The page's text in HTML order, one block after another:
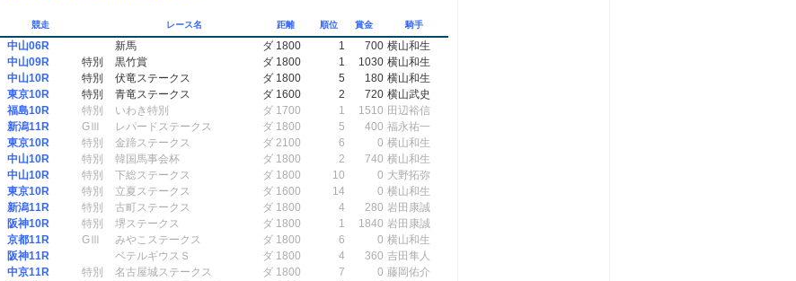
競走 レース名 距離 順位 賞金 騎手
中山06R 新馬 ダ 1800 1 700 横山和生
中山09R 特別 黒竹賞 ダ 1800 1 1030 横山和生
中山10R 特別 伏竜ステークス ダ 1800 5 180 横山和生
東京10R 特別 青竜ステークス ダ 1600 2 720 横山武史
福島10R 特別 いわき特別 ダ 1700 1 1510 田辺裕信
新潟11R GⅢ レパードステークス ダ 1800 5 400 福永祐一
東京10R 特別 金蹄ステークス ダ 2100 6 0 横山和生
中山10R 特別 韓国馬事会杯 ダ 1800 2 740 横山和生
中山10R 特別 下総ステークス ダ 1800 10 0 大野拓弥
東京10R 特別 立夏ステークス ダ 1600 14 0 横山和生
新潟11R 特別 古町ステークス ダ 1800 4 280 岩田康誠
阪神10R 特別 堺ステークス ダ 1800 1 1840 岩田康誠
京都11R GⅢ みやこステークス ダ 1800 6 0 横山和生
阪神11R ベテルギウスＳ ダ 1800 4 360 吉田隼人
中京11R 特別 名古屋城ステークス ダ 1800 7 0 藤岡佑介